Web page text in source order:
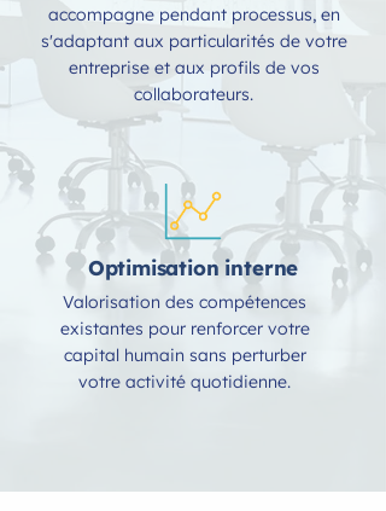
accompagne pendant processus, en
s'adaptant aux particularités de votre
entreprise et aux profils de vos
collaborateurs.
Optimisation interne
Valorisation des compétences
existantes pour renforcer votre
capital humain sans perturber
votre activité quotidienne.